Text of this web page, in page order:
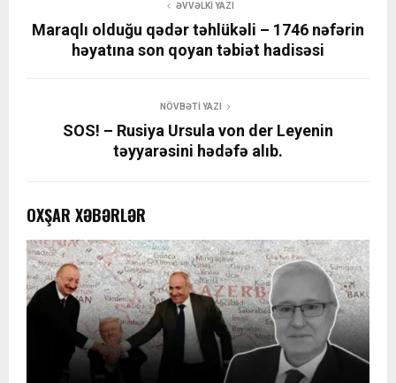
ƏVVƏLKI YAZI
Maraqlı olduğu qədər təhlükəli – 1746 nəfərin
həyatına son qoyan təbiət hadisəsi
NÖVBƏTI YAZI
SOS! – Rusiya Ursula von der Leyenin
təyyarəsini hədəfə alıb.
OXŞAR XƏBƏRLƏR